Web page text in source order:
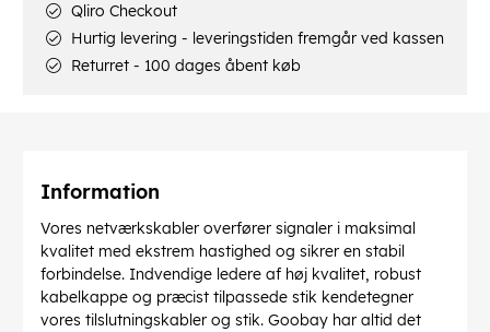
Qliro Checkout
Hurtig levering - leveringstiden fremgår ved kassen
Returret - 100 dages åbent køb
Information
Vores netværkskabler overfører signaler i maksimal
kvalitet med ekstrem hastighed og sikrer en stabil
forbindelse. Indvendige ledere af høj kvalitet, robust
kabelkappe og præcist tilpassede stik kendetegner
vores tilslutningskabler og stik. Goobay har altid det